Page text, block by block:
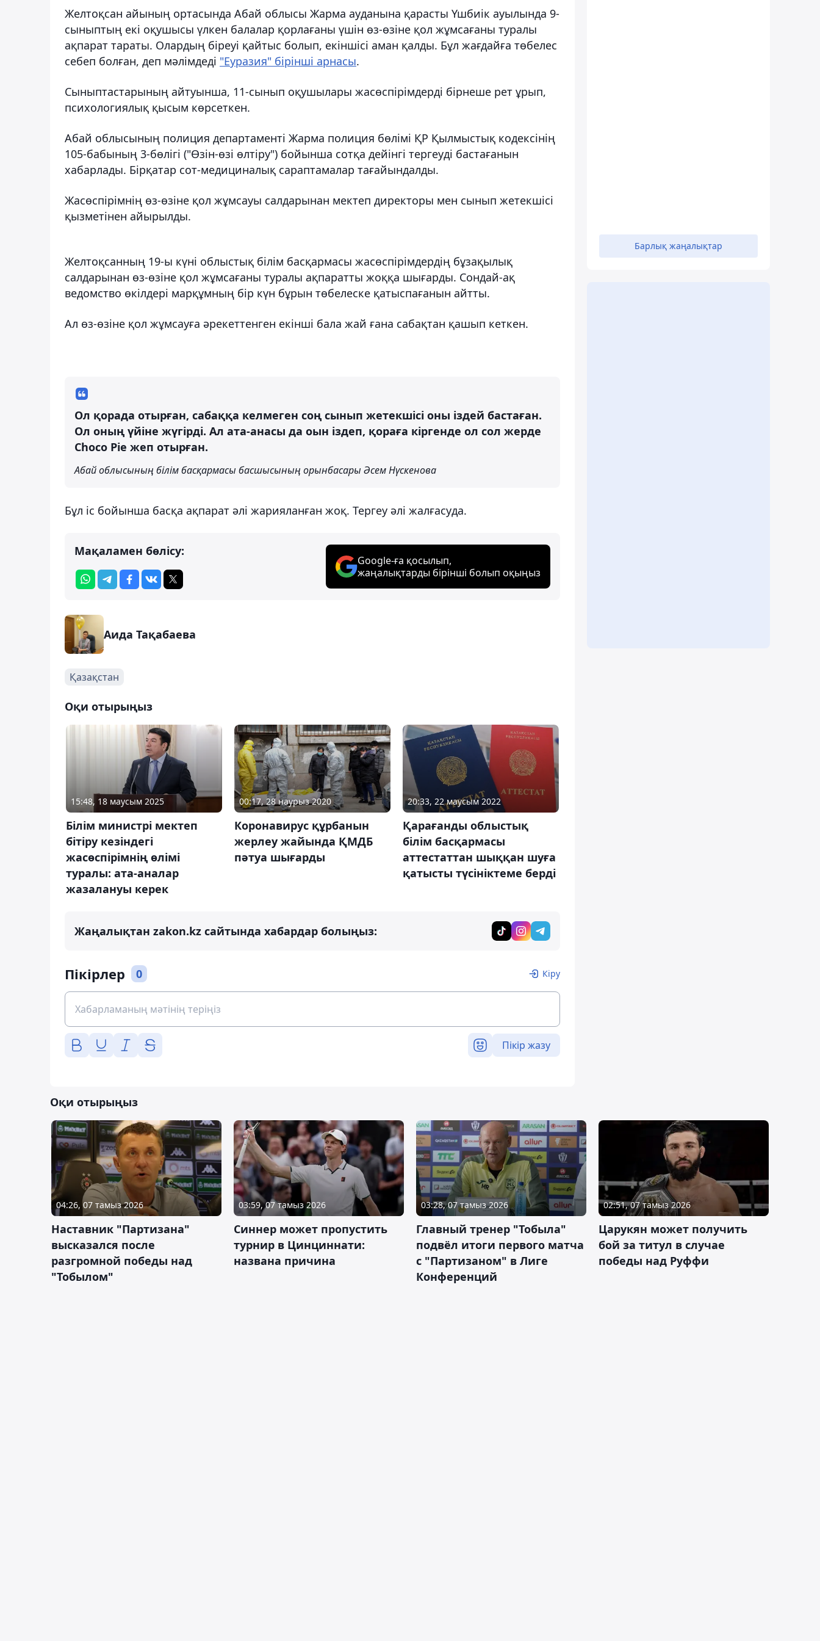
Желтоқсан айының ортасында Абай облысы Жарма ауданына қарасты Үшбиік ауылында 9-
сыныптың екі оқушысы үлкен балалар қорлағаны үшін өз-өзіне қол жұмсағаны туралы
ақпарат тараты. Олардың біреуі қайтыс болып, екіншісі аман қалды. Бұл жағдайға төбелес
себеп болған, деп мәлімдеді "Еуразия" бірінші арнасы.
Сыныптастарының айтуынша, 11-сынып оқушылары жасөспірімдерді бірнеше рет ұрып,
психологиялық қысым көрсеткен.
Абай облысының полиция департаменті Жарма полиция бөлімі ҚР Қылмыстық кодексінің
105-бабының 3-бөлігі ("Өзін-өзі өлтіру") бойынша сотқа дейінгі тергеуді бастағанын
хабарлады. Бірқатар сот-медициналық сараптамалар тағайындалды.
Жасөспірімнің өз-өзіне қол жұмсауы салдарынан мектеп директоры мен сынып жетекшісі
қызметінен айырылды.
Желтоқсанның 19-ы күні облыстық білім басқармасы жасөспірімдердің бұзақылық
салдарынан өз-өзіне қол жұмсағаны туралы ақпаратты жоққа шығарды. Сондай-ақ
ведомство өкілдері марқұмның бір күн бұрын төбелеске қатыспағанын айтты.
Ал өз-өзіне қол жұмсауға әрекеттенген екінші бала жай ғана сабақтан қашып кеткен.
Ол қорада отырған, сабаққа келмеген соң сынып жетекшісі оны іздей бастаған.
Ол оның үйіне жүгірді. Ал ата-анасы да оын іздеп, қораға кіргенде ол сол жерде
Choco Pie жеп отырған.
Абай облысының білім басқармасы басшысының орынбасары Әсем Нүскенова
Бұл іс бойынша басқа ақпарат әлі жарияланған жоқ. Тергеу әлі жалғасуда.
Мақаламен бөлісу:
Google-ға қосылып,
жаңалықтарды бірінші болып оқыңыз
Аида Тақабаева
Қазақстан
Оқи отырыңыз
15:48, 18 маусым 2025
Білім министрі мектеп
бітіру кезіндегі
жасөспірімнің өлімі
туралы: ата-аналар
жазалануы керек
00:17, 28 наурыз 2020
Коронавирус құрбанын
жерлеу жайында ҚМДБ
пәтуа шығарды
20:33, 22 маусым 2022
Қарағанды облыстық
білім басқармасы
аттестаттан шыққан шуға
қатысты түсініктеме берді
Жаңалықтан zakon.kz сайтында хабардар болыңыз:
Пікірлер 0 Кіру
Пікір жазу
Барлық жаңалықтар
Оқи отырыңыз
04:26, 07 тамыз 2026
Наставник "Партизана"
высказался после
разгромной победы над
"Тобылом"
03:59, 07 тамыз 2026
Синнер может пропустить
турнир в Цинциннати:
названа причина
03:28, 07 тамыз 2026
Главный тренер "Тобыла"
подвёл итоги первого матча
с "Партизаном" в Лиге
Конференций
02:51, 07 тамыз 2026
Царукян может получить
бой за титул в случае
победы над Руффи